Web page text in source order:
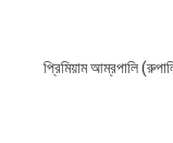
প্রিমিয়াম আম্রপালি